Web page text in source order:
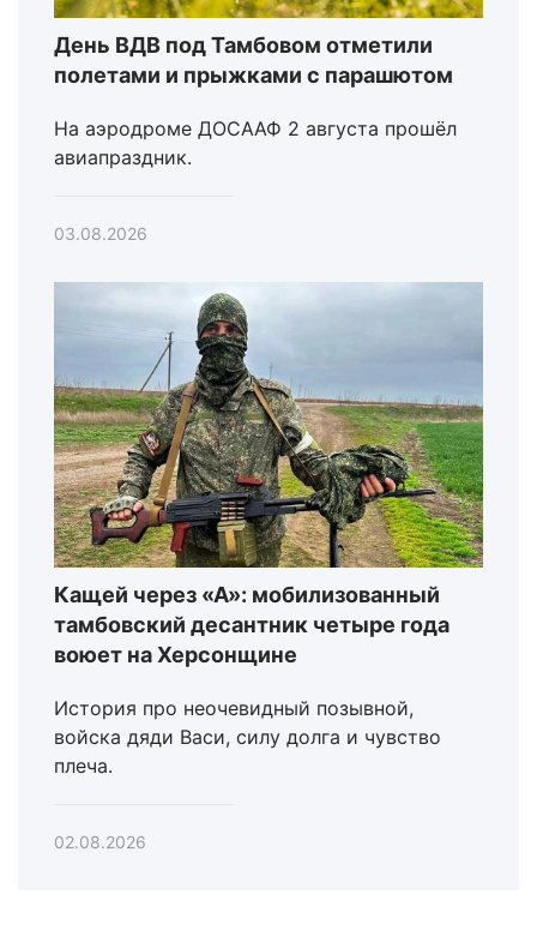
День ВДВ под Тамбовом отметили
полетами и прыжками с парашютом
На аэродроме ДОСААФ 2 августа прошёл
авиапраздник.
03.08.2026
Кащей через «А»: мобилизованный
тамбовский десантник четыре года
воюет на Херсонщине
История про неочевидный позывной,
войска дяди Васи, силу долга и чувство
плеча.
02.08.2026